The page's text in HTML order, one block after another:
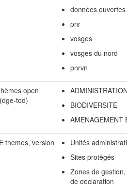
données ouvertes
pnr
vosges
vosges du nord
pnrvn
open
tod)
BIODIVERSITE
AMENAGEMENT
themes, version
Unités
Sites protégés
Zones de
de déclaration